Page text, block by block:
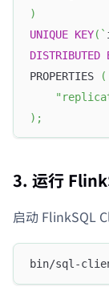
)
UNIQUE KEY( `
DISTRIBUTED
PROPERTIES
(
) ;
3. 运行
启动 FlinkSQL
bin/sql-